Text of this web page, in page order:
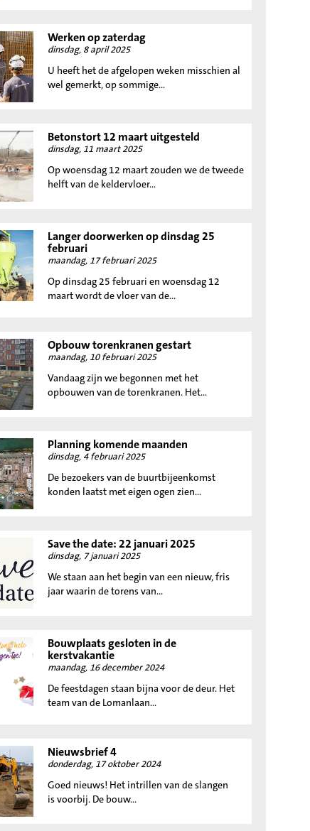
Werken op zaterdag
dinsdag, 8 april 2025
U heeft het de afgelopen weken misschien al
wel gemerkt, op sommige...
Betonstort 12 maart uitgesteld
dinsdag, 11 maart 2025
Op woensdag 12 maart zouden we de tweede
helft van de keldervloer...
Langer doorwerken op dinsdag 25
februari
maandag, 17 februari 2025
Op dinsdag 25 februari en woensdag 12
maart wordt de vloer van de...
Opbouw torenkranen gestart
maandag, 10 februari 2025
Vandaag zijn we begonnen met het
opbouwen van de torenkranen. Het...
Planning komende maanden
dinsdag, 4 februari 2025
De bezoekers van de buurtbijeenkomst
konden laatst met eigen ogen zien...
Save the date: 22 januari 2025
dinsdag, 7 januari 2025
We staan aan het begin van een nieuw, fris
jaar waarin de torens van...
Bouwplaats gesloten in de
kerstvakantie
maandag, 16 december 2024
De feestdagen staan bijna voor de deur. Het
team van de Lomanlaan...
Nieuwsbrief 4
donderdag, 17 oktober 2024
Goed nieuws! Het intrillen van de slangen
is voorbij. De bouw...